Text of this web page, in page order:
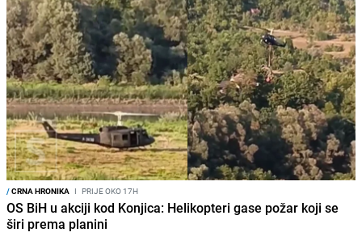
/CRNA HRONIKA I PRIJE OKO 17H
OS BiH u akciji kod Konjica: Helikopteri gase požar koji se
širi prema planini